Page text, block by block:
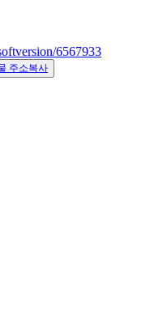
6567933
주소복사